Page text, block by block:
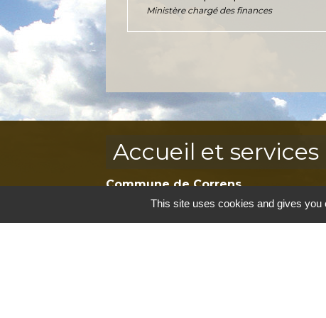
Ministère chargé des finances
Accueil et services
Commune de Correns
5, Place Général de Gaulle
This site uses cookies and gives